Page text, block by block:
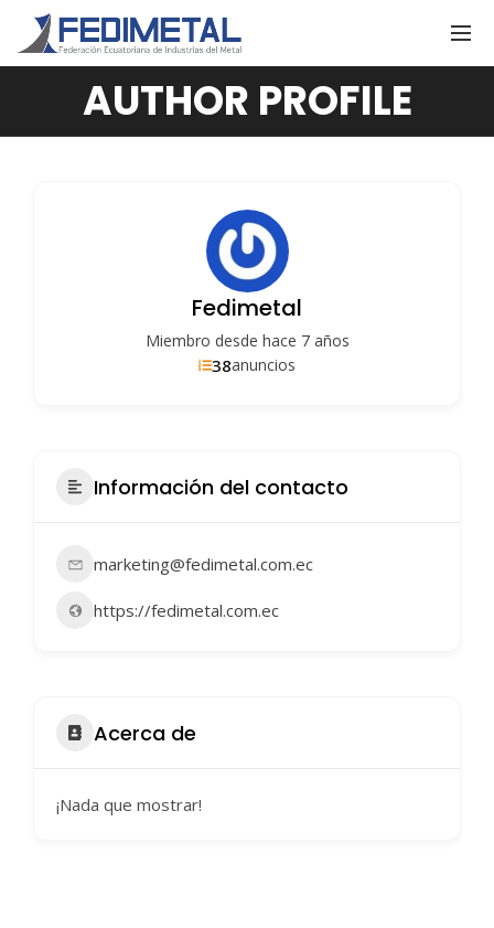
AUTHOR PROFILE
Fedimetal
Miembro desde hace 7 años
38anuncios
Información del contacto
marketing@fedimetal.com.ec
https://fedimetal.com.ec
Acerca de
¡Nada que mostrar!